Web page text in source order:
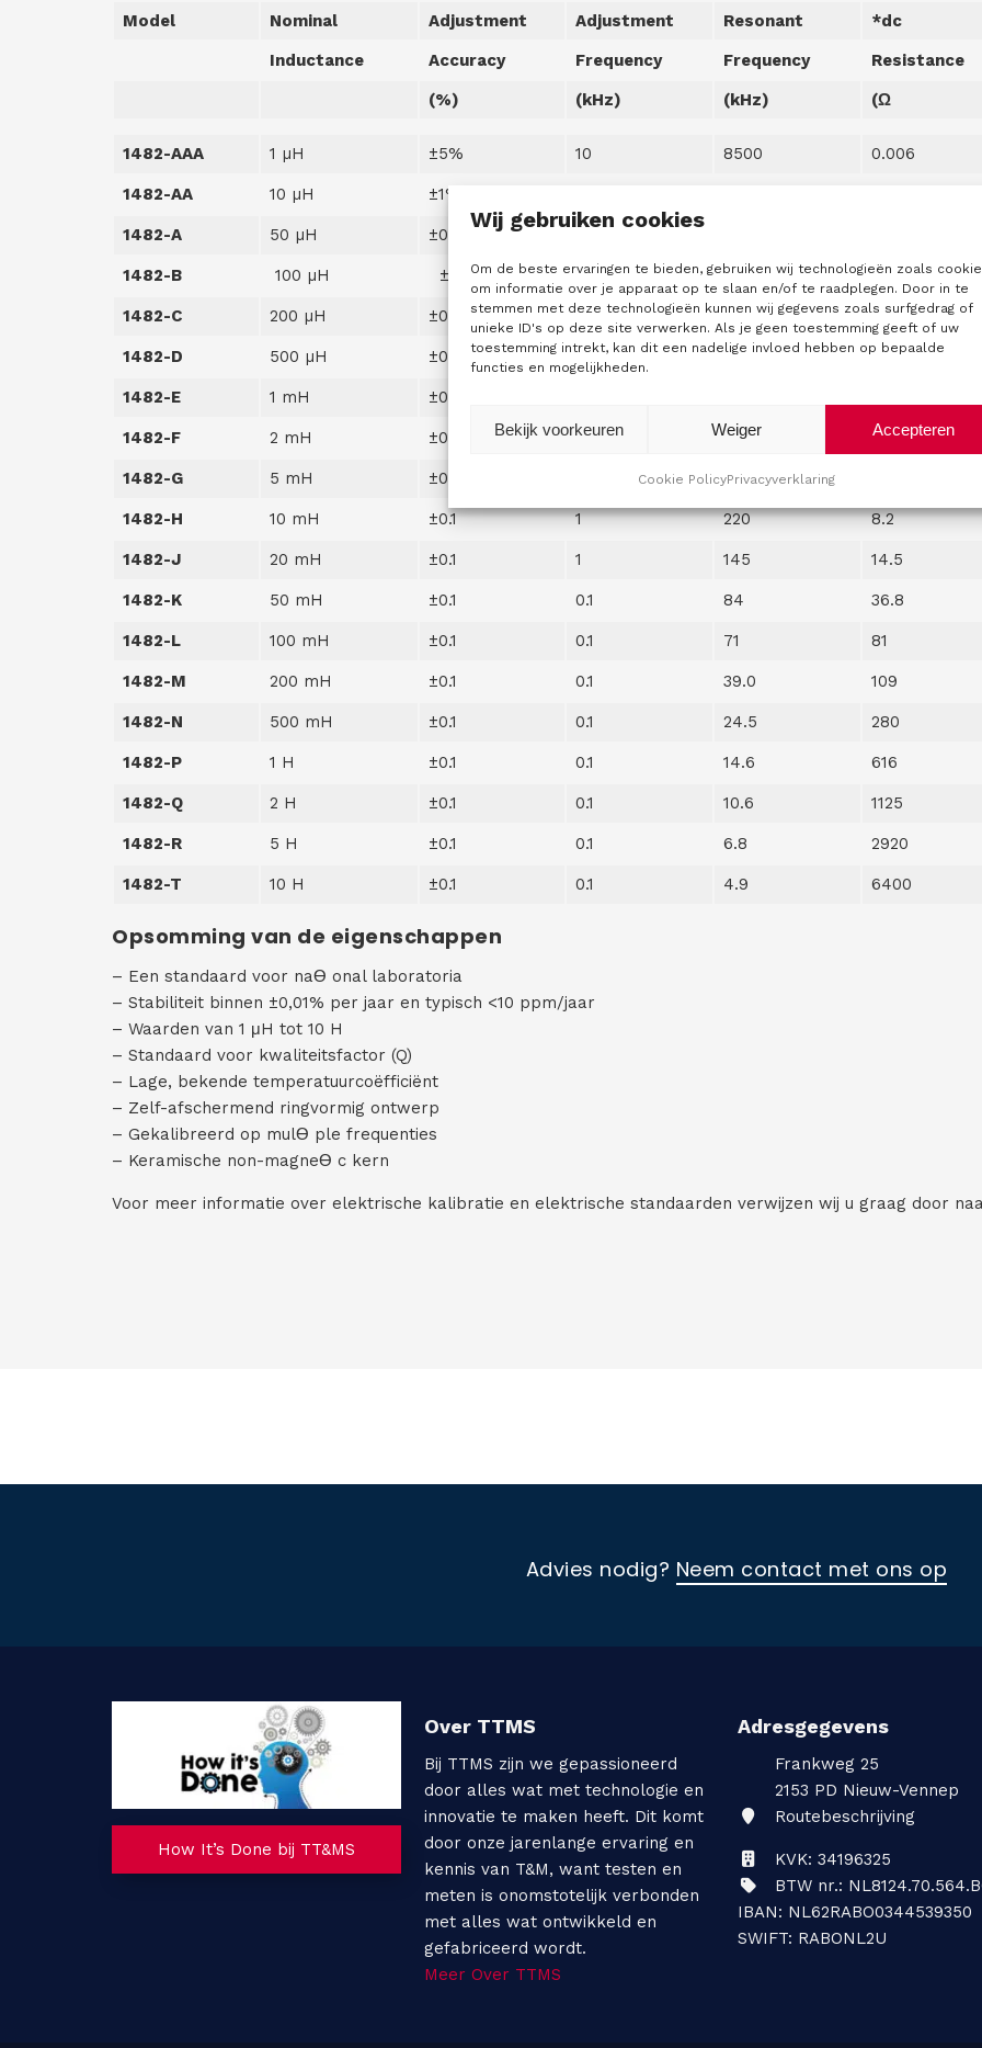
Wij gebruiken cookies
Om de beste ervaringen te bieden, gebruiken wij technologieën zoals
om informatie over je apparaat op te slaan en/of te raadplegen. Door in te
stemmen met deze technologieën kunnen wij gegevens zoals surfgedrag of
unieke ID's op deze site verwerken. Als je geen toestemming geeft of uw
toestemming intrekt, kan dit een nadelige invloed hebben op bepaalde
functies en mogelijkheden.
Accepteren
Weiger
Bekijk voorkeuren
Cookie PolicyPrivacyverklaring
Model Nominal Adjustment Adjustment Resonant
*dc
Inductance
Accuracy Frequency Frequency
Resistance
(%)
(kHz) (kHz) (Ω
1482-AAA 1 µH ±5% 10 8500 0.006
1482-AA 10 µH ±1%
1482-A 50 µH ±0.5
1482-B 100 µH ±0.25 10 2250 0.083
1482-C 200 µH ±0.25 10 1400 0.15
1482-D 500 µH ±0.1 1 960 0.38
1482-E 1 mH ±0.1
1482-F 2 mH ±0.1 1 580 1.52
1482-G 5 mH ±0.1 320
1482-H 10 mH ±0.1 1 220 8.2
1482-J 20 mH ±0.1 1 145 14.5
1482-K 50 mH ±0.1 0.1 84 36.8
1482-L 100 mH ±0.1 0.1 71 81
1482-M 200 mH ±0.1 0.1 39.0 109
1482-N 500 mH ±0.1 0.1 24.5 280
1482-P 1 H ±0.1 0.1 14.6 616
1482-Q 2 H ±0.1 0.1 10.6 1125
1482-R 5 H ±0.1 0.1 6.8 2920
1482-T 10 H ±0.1 0.1 4.9 6400
Opsomming van de eigenschappen
– Een standaard voor naƟ onal laboratoria
– Stabiliteit binnen ±0,01% per jaar en typisch <10 ppm/jaar
– Waarden van 1 μH tot 10 H
– Standaard voor kwaliteitsfactor (Q)
– Lage, bekende temperatuurcoëfficiënt
– Zelf-afschermend ringvormig ontwerp
– Gekalibreerd op mulƟ ple frequenties
– Keramische non-magneƟ c kern
Voor meer informatie over elektrische kalibratie en elektrische standaarden verwijzen wij u graag door
Advies nodig? Neem contact met ons op
How It’s Done bij TT&MS
Over TTMS
Bij TTMS zijn we gepassioneerd
door alles wat met technologie en
innovatie te maken heeft. Dit komt
door onze jarenlange ervaring en
kennis van T&M, want testen en
meten is onomstotelijk verbonden
met alles wat ontwikkeld en
gefabriceerd wordt.
Meer Over TTMS
Adresgegevens
Frankweg 25
2153 PD Nieuw-Vennep
Routebeschrijving
KVK: 34196325
BTW nr.:
IBAN: NL62RABO0344539350
SWIFT: RABONL2U